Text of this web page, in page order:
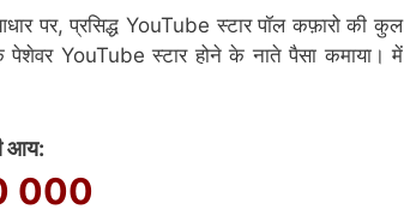
पर, प्रसिद्ध YouTube स्टार पॉल कफ़ारो की कुल
YouTube स्टार होने के नाते पैसा कमाया। में
आय:
000